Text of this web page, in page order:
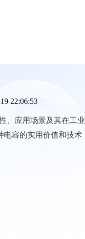
22:06:53
、应用场景及其在工业
电容的实用价值和技术